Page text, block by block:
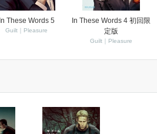
In These Words 5
Guilt｜Pleasure
In These Words 4 初回限
定版
Guilt｜Pleasure